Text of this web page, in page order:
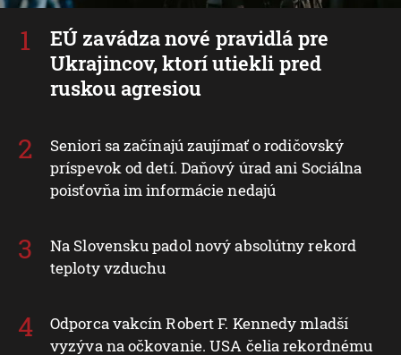
EÚ zavádza nové pravidlá pre
Ukrajincov, ktorí utiekli pred
ruskou agresiou
Seniori sa začínajú zaujímať o rodičovský
príspevok od detí. Daňový úrad ani Sociálna
poisťovňa im informácie nedajú
Na Slovensku padol nový absolútny rekord
teploty vzduchu
Odporca vakcín Robert F. Kennedy mladší
vyzýva na očkovanie. USA čelia rekordnému